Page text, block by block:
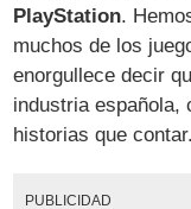
PlayStation.
muchos de los
enorgullece decir
industria española,
historias que contar.
PUBLICIDAD